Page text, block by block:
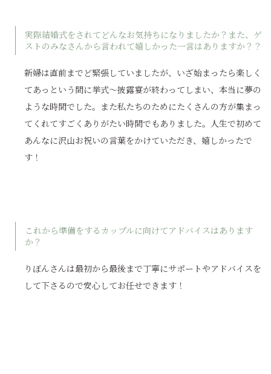
実際結婚式をされてどんなお気持ちになりましたか？また、ゲ
ストのみなさんから言われて嬉しかった一言はありますか？？
新婦は直前までど緊張していましたが、いざ始まったら楽しく
てあっという間に挙式〜披露宴が終わってしまい、本当に夢の
ような時間でした。また私たちのためにたくさんの方が集まっ
てくれてすごくありがたい時間でもありました。人生で初めて
あんなに沢山お祝いの言葉をかけていただき、嬉しかったで
す！
これから準備をするカップルに向けてアドバイスはあります
か？
りぼんさんは最初から最後まで丁寧にサポートやアドバイスを
して下さるので安心してお任せできます！